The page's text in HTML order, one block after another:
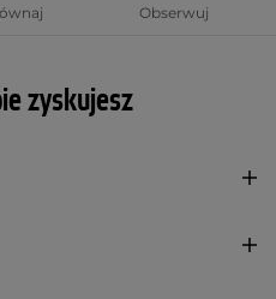
Obserwuj
zyskujesz